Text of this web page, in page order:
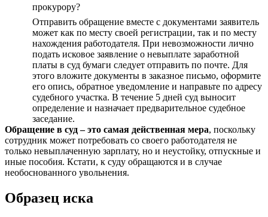
прокурору?
Отправить обращение вместе с документами заявитель
может как по месту своей регистрации, так и по месту
нахождения работодателя. При невозможности лично
подать исковое заявление о невыплате заработной
платы в суд бумаги следует отправить по почте. Для
этого вложите документы в заказное письмо, оформите
его опись, обратное уведомление и направьте по адресу
судебного участка. В течение 5 дней суд выносит
определение и назначает предварительное судебное
заседание.
Обращение в суд – это самая действенная мера, поскольку
сотрудник может потребовать со своего работодателя не
только невыплаченную зарплату, но и неустойку, отпускные и
иные пособия. Кстати, к суду обращаются и в случае
необоснованного увольнения.
Образец иска